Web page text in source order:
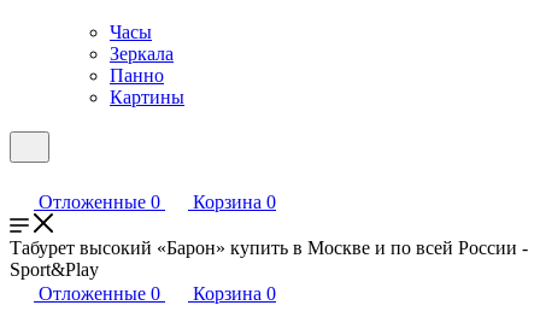
Часы
Зеркала
Панно
Картины
Отложенные 0 Корзина 0
Табурет высокий «Барон» купить в Москве и по всей России -
Sport&Play
Отложенные 0 Корзина 0